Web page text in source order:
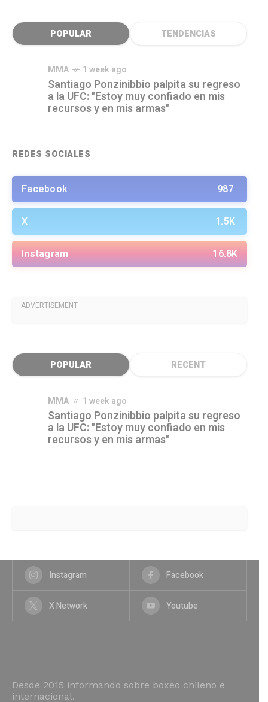
POPULAR TENDENCIAS
MMA 1 week ago
Santiago Ponzinibbio palpita su regreso
a la UFC: "Estoy muy confiado en mis
recursos y en mis armas"
REDES SOCIALES
Facebook 987
X 1.5K
Instagram 16.8K
ADVERTISEMENT
POPULAR RECENT
MMA 1 week ago
Santiago Ponzinibbio palpita su regreso
a la UFC: "Estoy muy confiado en mis
recursos y en mis armas"
Instagram Facebook
X Network Youtube
Desde 2015 informando sobre boxeo chileno e
internacional.